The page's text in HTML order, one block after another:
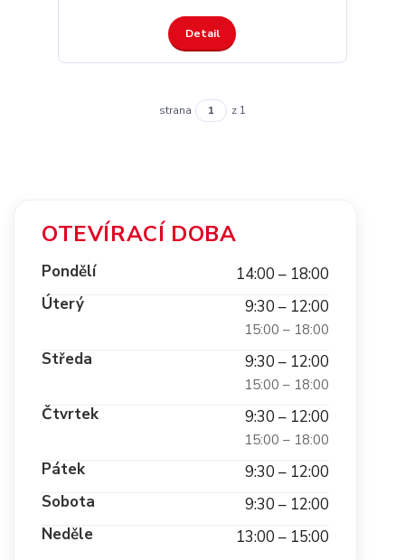
Detail
strana z 1
OTEVÍRACÍ DOBA
Pondělí
14:00 – 18:00
Úterý
9:30 – 12:00
15:00 – 18:00
Středa 9:30 – 12:00
15:00 – 18:00
Čtvrtek 9:30 – 12:00
15:00 – 18:00
Pátek
9:30 – 12:00
Sobota
9:30 – 12:00
Neděle
13:00 – 15:00